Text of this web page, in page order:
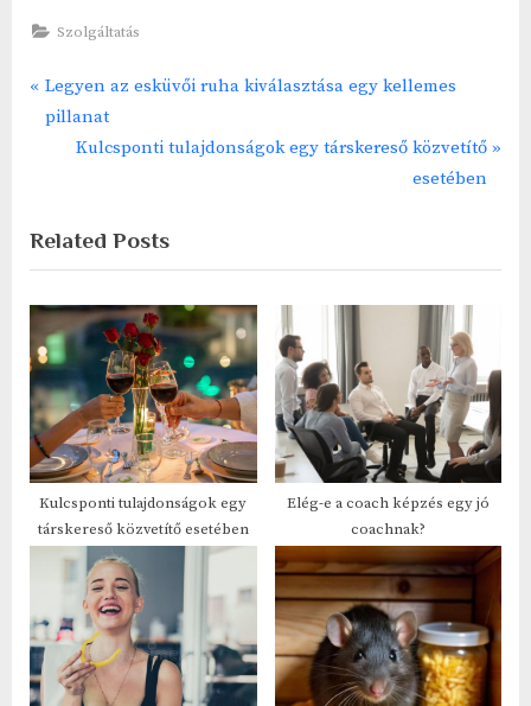
Szolgáltatás
Bejegyzés
navigáció
P
r
o
u
s
P
o
s
t
:
Legyen az esküvői ruha kiválasztása egy kellemes
pillanat
N
t
P
o
s
t
:
Kulcsponti tulajdonságok egy társkereső közvetítő
esetében
Related Posts
Kulcsponti tulajdonságok egy
társkereső közvetítő esetében
Elég-e a coach képzés egy jó
coachnak?